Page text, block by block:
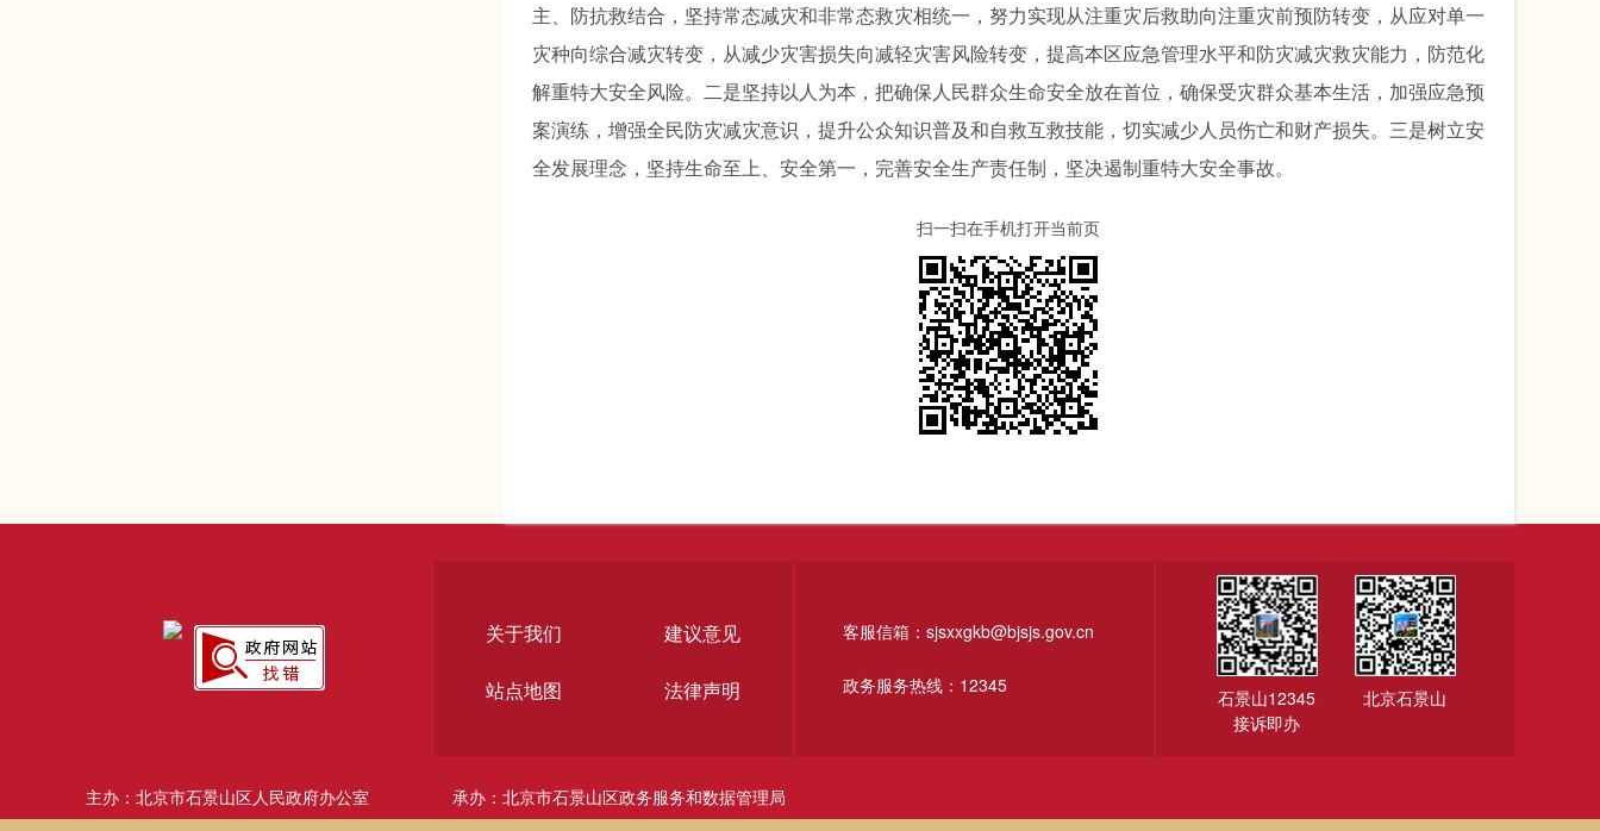
主、防抗救结合，坚持常态减灾和非常态救灾相统一，努力实现从注重灾后救助向注重灾前预防转变，从应对单一
灾种向综合减灾转变，从减少灾害损失向减轻灾害风险转变，提高本区应急管理水平和防灾减灾救灾能力，防范化
解重特大安全风险。二是坚持以人为本，把确保人民群众生命安全放在首位，确保受灾群众基本生活，加强应急预
案演练，增强全民防灾减灾意识，提升公众知识普及和自救互救技能，切实减少人员伤亡和财产损失。三是树立安
全发展理念，坚持生命至上、安全第一，完善安全生产责任制，坚决遏制重特大安全事故。
扫一扫在手机打开当前页
关于我们 建议意见
站点地图 法律声明
客服信箱：sjsxxgkb@bjsjs.gov.cn
政务服务热线：12345
石景山12345
接诉即办
北京石景山
主办：北京市石景山区人民政府办公室 承办：北京市石景山区政务服务和数据管理局